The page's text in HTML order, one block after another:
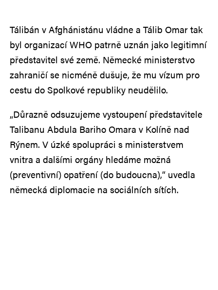
Tálibán v Afghánistánu vládne a Tálib Omar tak
byl organizací WHO patrně uznán jako legitimní
představitel své země. Německé ministerstvo
zahraničí se nicméně dušuje, že mu vízum pro
cestu do Spolkové republiky neudělilo.
„Důrazně odsuzujeme vystoupení představitele
Talibanu Abdula Bariho Omara v Kolíně nad
Rýnem. V úzké spolupráci s ministerstvem
vnitra a dalšími orgány hledáme možná
(preventivní) opatření (do budoucna),“ uvedla
německá diplomacie na sociálních sítích.